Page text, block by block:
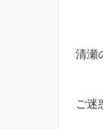
清瀬
ご迷